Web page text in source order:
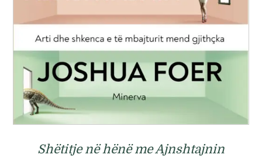
Shëtitje në hënë me Ajnshtajnin